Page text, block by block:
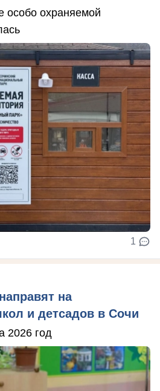
особо охраняемой
1
на
и детсадов в Сочи
2026 год